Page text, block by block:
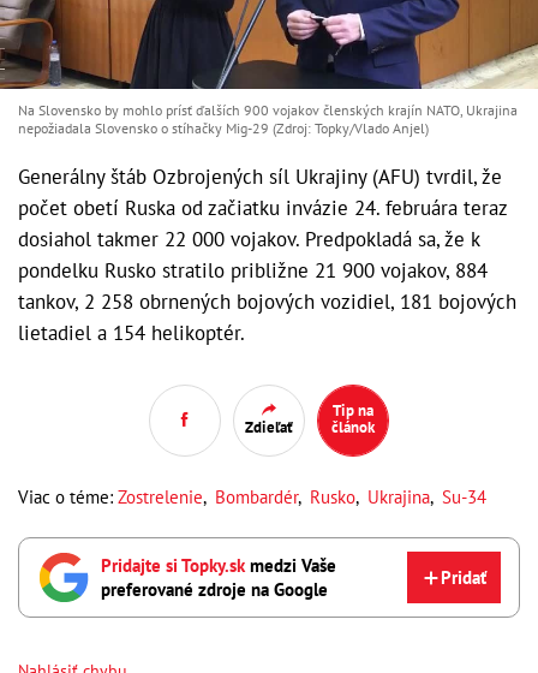
Na Slovensko by mohlo prísť ďalších 900 vojakov členských krajín NATO, Ukrajina
nepožiadala Slovensko o stíhačky Mig-29 (Zdroj: Topky/Vlado Anjel)
Generálny štáb Ozbrojených síl Ukrajiny (AFU) tvrdil, že
počet obetí Ruska od začiatku invázie 24. februára teraz
dosiahol takmer 22 000 vojakov. Predpokladá sa, že k
pondelku Rusko stratilo približne 21 900 vojakov, 884
tankov, 2 258 obrnených bojových vozidiel, 181 bojových
lietadiel a 154 helikoptér.
Zdieľať
Tip na
článok
Viac o téme: Zostrelenie, Bombardér, Rusko, Ukrajina, Su-34
Pridajte si Topky.sk medzi Vaše
preferované zdroje na Google
Pridať